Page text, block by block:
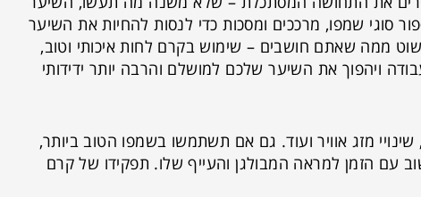
סוגי שמפו, מרככים ומסכות כדי לנסות להחיות את השיער
ממה שאתם חושבים – שימוש בקרם לחות איכותי וטוב,
ויהפוך את השיער שלכם למושלם והרבה יותר ידידותי
מזג אוויר ועוד. גם אם תשתמשו בשמפו הטוב ביותר,
עם הזמן למראה המבולגן והעייף שלו. תפקידו של קרם